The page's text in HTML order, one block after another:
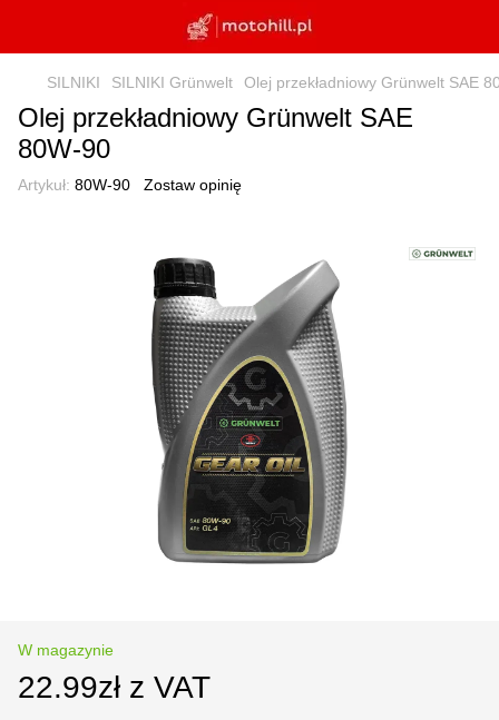
SILNIKI SILNIKI Grünwelt Olej przekładniowy Grünwelt SAE
Olej przekładniowy Grünwelt SAE
80W-90
Artykuł: 80W-90 Zostaw opinię
W magazynie
22.99zł z VAT